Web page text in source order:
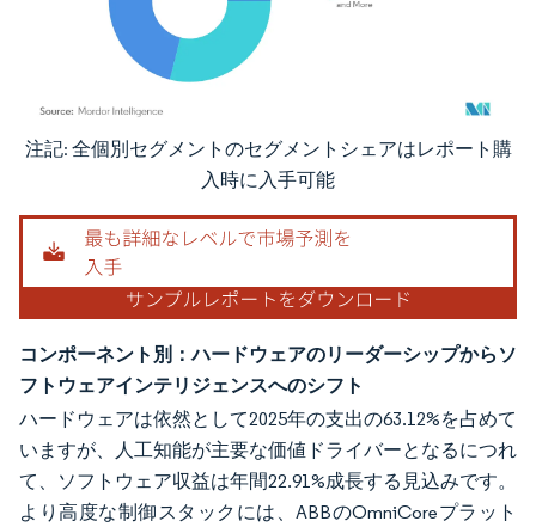
画像 © Mordor Intelligence。再利用にはCC BY 4.0の表示が必要です。
注記: 全個別セグメントのセグメントシェアはレポート購
入時に入手可能
コンポーネント別：ハードウェアのリーダーシップからソ
フトウェアインテリジェンスへのシフト
ハードウェアは依然として2025年の支出の63.12%を占めて
いますが、人工知能が主要な価値ドライバーとなるにつれ
て、ソフトウェア収益は年間22.91%成長する見込みです。
より高度な制御スタックには、ABBのOmniCoreプラット